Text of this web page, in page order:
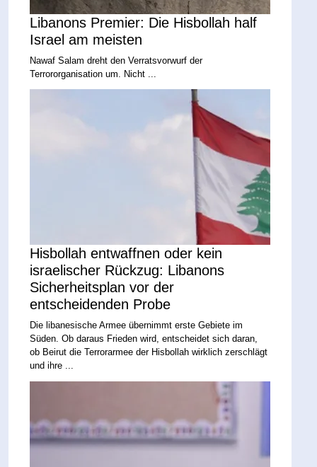
Libanons Premier: Die Hisbollah half
Israel am meisten
Nawaf Salam dreht den Verratsvorwurf der
Terrororganisation um. Nicht ...
Hisbollah entwaffnen oder kein
israelischer Rückzug: Libanons
Sicherheitsplan vor der
entscheidenden Probe
Die libanesische Armee übernimmt erste Gebiete im
Süden. Ob daraus Frieden wird, entscheidet sich daran,
ob Beirut die Terrorarmee der Hisbollah wirklich zerschlägt
und ihre ...